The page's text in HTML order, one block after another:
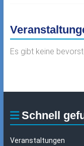
Es gibt keine
Schnell
Veranstaltungen